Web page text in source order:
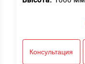
Консультация